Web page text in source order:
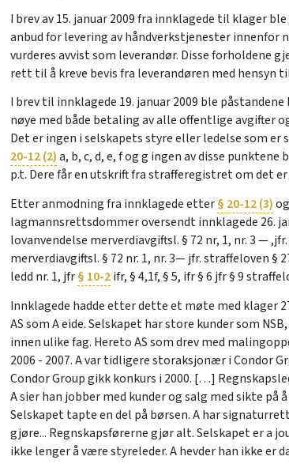
I brev av 15. januar 2009 fra innklagede til klager
anbud for levering av håndverkstjenester
vurderes avvist som leverandør. Disse forholdene
rett til å kreve bevis fra leverandøren med hensyn
I brev til innklagede 19. januar 2009 ble
nøye med både betaling av alle offentlige
Det er ingen i selskapets styre eller ledelse som
20-12 (2)a, b, c, d, e, f og g ingen av disse
p.t. Dere får en utskrift fra strafferegistret om det er
Etter anmodning fra innklagede etter§ 20-12 (3)
lagmannsrettsdommer oversendt innklagede 26.
lovanvendelse merverdiavgiftsl. § 72 nr, 1, nr. 3 —
merverdiavgiftsl. § 72 nr. 1, nr. 3— jfr. straffeloven §
ledd nr. 1, jfr§ 10-2ifr, § 4,1f, § 5, ifr § 6 jfr § 9
Innklagede hadde etter dette et møte med klager
AS som A eide. Selskapet har store kunder som
innen ulike fag. Hereto AS som drev med
2006 - 2007. A var tidligere storaksjonær i Condor
Condor Group gikk konkurs i 2000. […]
A sier han jobber med kunder og salg med sikte på
Selskapet tapte en del på børsen. A har
gjøre... Regnskapsførerne gjør alt. Selskapet er a
ikke lenger å være styreleder. A hevder han ikke er